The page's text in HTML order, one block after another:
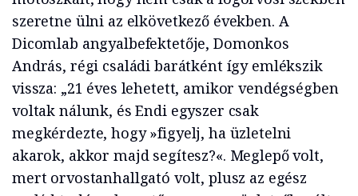
szeretne ülni az elkövetkező években. A
Dicomlab angyalbefektetője, Domonkos
András, régi családi barátként így emlékszik
vissza: „21 éves lehetett, amikor vendégségben
voltak nálunk, és Endi egyszer csak
megkérdezte, hogy »figyelj, ha üzletelni
akarok, akkor majd segítesz?«. Meglepő volt,
mert orvostanhallgató volt, plusz az egész